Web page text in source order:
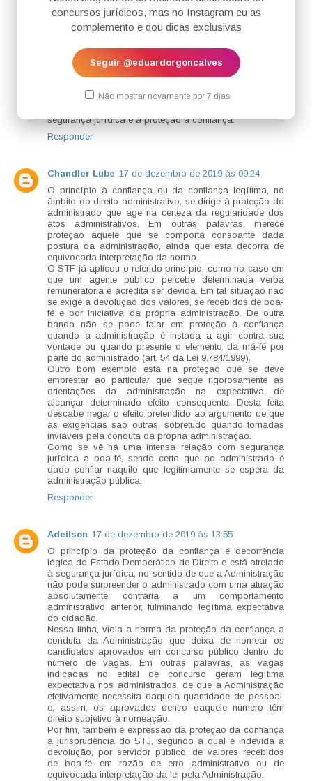
concursos jurídicos, mas no Instagram eu as
complemento e dou dicas exclusivas
Seguir @eduardorgoncalves
Não mostrar novamente por 7 dias
cumpridos os requisitos legais para obte-la, é ato
vinculado e exemplo de aplicabilidade do princípio da
proteção à confiança, já que o indivíduo não poderá ter
Pública.
Outro exemplo é a obtenção de aposentadoria, quando
observados todos os critérios descritos em lei. O INSS,
direito ao particular após análise prévia, não podendo
segurança jurídica e à proteção à confiança.
Responder
Chandler Lube 17 de dezembro de 2019 às 09:24
O princípio à confiança ou da confiança legítima, no
âmbito do direito administrativo, se dirige à proteção do
administrado que age na certeza da regularidade dos
atos administrativos. Em outras palavras, merece
proteção aquele que se comporta consoante dada
postura da administração, ainda que esta decorra de
equivocada interpretação da norma.
O STF já aplicou o referido princípio, como no caso em
que um agente público percebe determinada verba
remuneratória e acredita ser devida. Em tal situação não
se exige a devolução dos valores, se recebidos de boa-
fé e por iniciativa da própria administração. De outra
banda não se pode falar em proteção à confiança
quando a administração é instada a agir contra sua
vontade ou quando presente o elemento da má-fé por
parte do administrado (art. 54 da Lei 9.784/1999).
Outro bom exemplo está na proteção que se deve
emprestar ao particular que segue rigorosamente as
orientações da administração na expectativa de
alcançar determinado efeito consequente. Desta feita
descabe negar o efeito pretendido ao argumento de que
as exigências são outras, sobretudo quando tornadas
inviáveis pela conduta da própria administração.
Como se vê há uma intensa relação com segurança
jurídica a boa-fé, sendo certo que ao administrado é
dado confiar naquilo que legitimamente se espera da
administração pública.
Responder
Adeilson 17 de dezembro de 2019 às 13:55
O princípio da proteção da confiança é decorrência
lógica do Estado Democrático de Direito e está atrelado
à segurança jurídica, no sentido de que a Administração
não pode surpreender o administrado com uma atuação
absolutamente contrária a um comportamento
administrativo anterior, fulminando legítima expectativa
do cidadão.
Nessa linha, viola a norma da proteção da confiança a
conduta da Administração que deixa de nomear os
candidatos aprovados em concurso público dentro do
número de vagas. Em outras palavras, as vagas
indicadas no edital de concurso geram legítima
expectativa nos administrados, de que a Administração
efetivamente necessita daquela quantidade de pessoal,
e, assim, os aprovados dentro daquele número têm
direito subjetivo à nomeação.
Por fim, também é expressão da proteção da confiança
a jurisprudência do STJ, segundo a qual é indevida a
devolução, por servidor público, de valores recebidos
de boa-fé em razão de erro administrativo ou de
equivocada interpretação da lei pela Administração.